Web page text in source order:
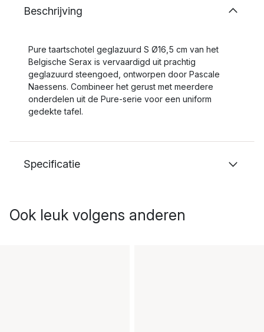
Beschrijving
Pure taartschotel geglazuurd S Ø16,5 cm van het
Belgische Serax is vervaardigd uit prachtig
geglazuurd steengoed, ontworpen door Pascale
Naessens. Combineer het gerust met meerdere
onderdelen uit de Pure-serie voor een uniform
gedekte tafel.
Specificatie
Ook leuk volgens anderen